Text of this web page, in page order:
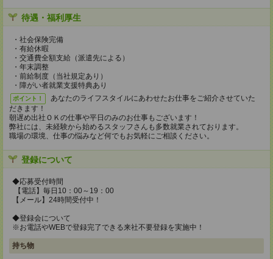
待遇・福利厚生
・社会保険完備
・有給休暇
・交通費全額支給（派遣先による）
・年末調整
・前給制度（当社規定あり）
・障がい者就業支援特典あり
ポイント！
あなたのライフスタイルにあわせたお仕事をご紹介させていた
だきます！
朝遅め出社ＯＫの仕事や平日のみのお仕事もございます！
弊社には、未経験から始めるスタッフさんも多数就業されております。
職場の環境、仕事の悩みなど何でもお気軽にご相談ください。
登録について
◆応募受付時間
【電話】毎日10：00～19：00
【メール】24時間受付中！
◆登録会について
※お電話やWEBで登録完了できる来社不要登録を実施中！
持ち物